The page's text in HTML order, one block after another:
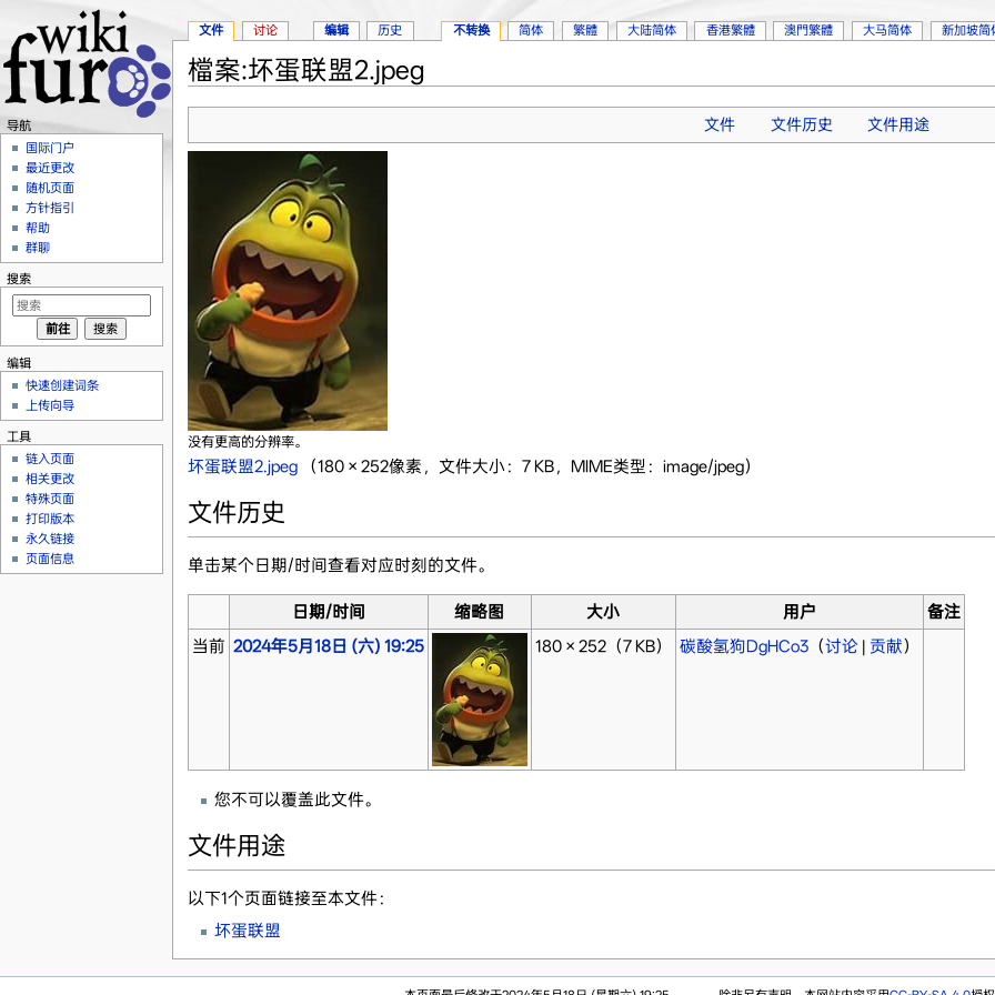
檔案:坏蛋联盟2.jpeg
文件 文件历史 文件用途
没有更高的分辨率。
坏蛋联盟2.jpeg‎ （180 × 252像素，文件大小：7 KB，MIME类型：image/jpeg）
文件历史
单击某个日期/时间查看对应时刻的文件。
日期/时间 缩略图 大小 用户
备注
当前 2024年5月18日 (六) 19:25 180 × 252（7 KB） 碳酸氢狗DgHCo3（讨论| 贡献）
您不可以覆盖此文件。
文件用途
以下1个页面链接至本文件：
坏蛋联盟
文件 讨论 编辑 历史 不转换 简体 繁體 大陆简体 香港繁體 澳門繁體 大马简体 新加坡简
导航
国际门户
最近更改
随机页面
方针指引
帮助
群聊
搜索
编辑
快速创建词条
上传向导
工具
链入页面
相关更改
特殊页面
打印版本
永久链接
页面信息